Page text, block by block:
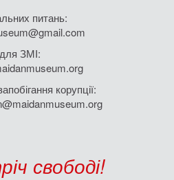
питань:
для ЗМІ:
корупції:
свободі!